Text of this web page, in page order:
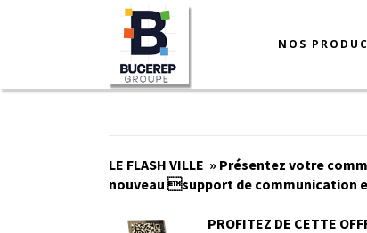
NOS
LE FLASH VILLE » Présentez votre
nouveau support de communication
PROFITEZ DE CETTE